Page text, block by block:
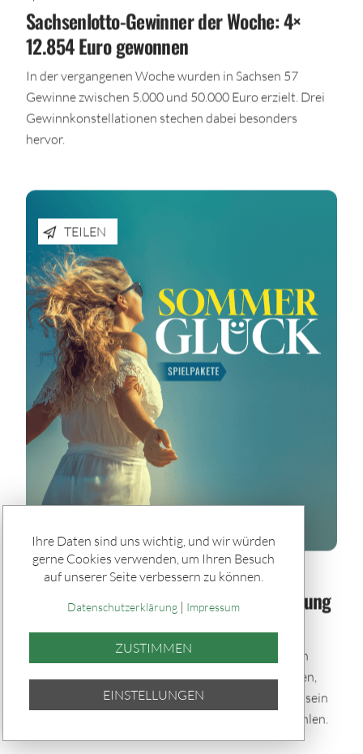
Sachsenlotto-Gewinner der Woche: 4×
12.854 Euro gewonnen
In der vergangenen Woche wurden in Sachsen 57
Gewinne zwischen 5.000 und 50.000 Euro erzielt. Drei
Gewinnkonstellationen stechen dabei besonders
hervor.
TEILEN
Spiele & Gewinner / Spiele
Sommerglück im Paket: Bei jeder Ziehung
dabei – auch im Urlaub
Mit den Sommerglück Spielpaketen bleibst du auch
während der Urlaubszeit im Spiel. Einmal auswählen,
automatisch tippen und bei allen Ziehungen dabei sein
– bequem per Quicktipp mit zufällig gewählten Zahlen.
Ihre Daten sind uns wichtig, und wir würden
gerne Cookies verwenden, um Ihren Besuch
auf unserer Seite verbessern zu können.
Datenschutzerklärung| Impressum
ZUSTIMMEN
EINSTELLUNGEN